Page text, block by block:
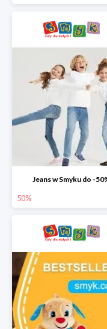
Jeans w Smyku do -
50%